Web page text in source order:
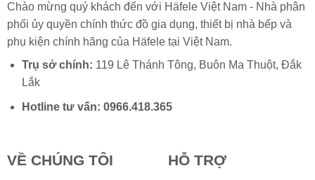
Chào mừng quý khách đến với Häfele Việt Nam - Nhà phân
phối ủy quyền chính thức đồ gia dụng, thiết bị nhà bếp và
phụ kiện chính hãng của Häfeletại Việt Nam.
Trụ sở chính: 119 Lê Thánh Tông, Buôn Ma Thuột, Đắk
Lắk
Hotline tư vấn: 0966.418.365
VỀ CHÚNG TÔI HỖ TRỢ